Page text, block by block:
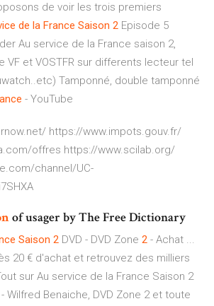
de voir les trois premiers
de la France Saison 2 Episode 5
Au service de la France saison 2,
VF et VOSTFR sur differents lecteur tel
Tamponné, double tamponné
- YouTube
https://www.impots.gouv.fr/
offres https://www.scilab.org/
channel/UC-
of usager by The Free Dictionary
Saison 2 DVD - DVD Zone 2 - Achat ...
20 € d'achat et retrouvez des milliers
sur Au service de la France Saison 2
Wilfred Benaiche, DVD Zone 2 et toute